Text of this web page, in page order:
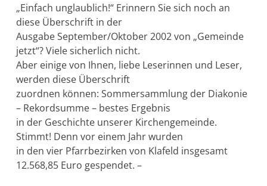
„Einfach unglaublich!“ Erinnern Sie sich noch an
diese Überschrift in der
Ausgabe September/Oktober 2002 von „Gemeinde
jetzt“? Viele sicherlich nicht.
Aber einige von Ihnen, liebe Leserinnen und Leser,
werden diese Überschrift
zuordnen können: Sommersammlung der Diakonie
– Rekordsumme – bestes Ergebnis
in der Geschichte unserer Kirchengemeinde.
Stimmt! Denn vor einem Jahr wurden
in den vier Pfarrbezirken von Klafeld insgesamt
12.568,85 Euro gespendet. –